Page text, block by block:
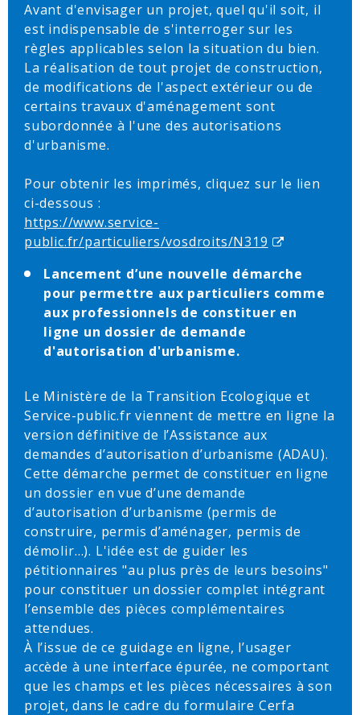
Avant d'envisager un projet, quel qu'il soit, il
est indispensable de s'interroger sur les
règles applicables selon la situation du bien.
La réalisation de tout projet de construction,
de modifications de l'aspect extérieur ou de
certains travaux d'aménagement sont
subordonnée à l'une des autorisations
d'urbanisme.
Pour obtenir les imprimés, cliquez sur le lien
ci-dessous :
https://www.service-
public.fr/particuliers/vosdroits/N319
Lancement d’une nouvelle démarche
pour permettre aux particuliers comme
aux professionnels de constituer en
ligne un dossier de demande
d'autorisation d'urbanisme.
Le Ministère de la Transition Ecologique et
Service-public.fr viennent de mettre en ligne la
version définitive de l’Assistance aux
demandes d’autorisation d’urbanisme (ADAU).
Cette démarche permet de constituer en ligne
un dossier en vue d’une demande
d’autorisation d’urbanisme (permis de
construire, permis d’aménager, permis de
démolir…). L'idée est de guider les
pétitionnaires "au plus près de leurs besoins"
pour constituer un dossier complet intégrant
l’ensemble des pièces complémentaires
attendues.
À l’issue de ce guidage en ligne, l’usager
accède à une interface épurée, ne comportant
que les champs et les pièces nécessaires à son
projet, dans le cadre du formulaire Cerfa